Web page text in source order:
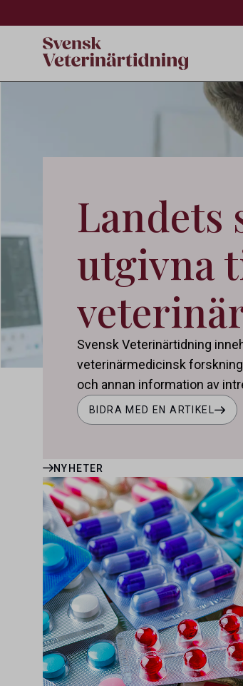
Landets
utgivna
Svensk Veterinärtidning
veterinärmedicinsk
och annan information av
BIDRA MED EN ARTIKEL
NYHETER